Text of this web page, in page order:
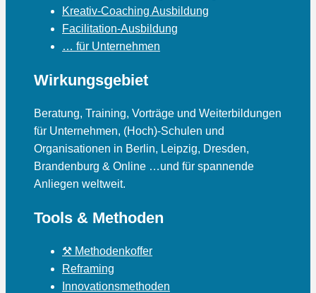
Kreativ-Coaching Ausbildung
Facilitation-Ausbildung
… für Unternehmen
Wirkungsgebiet
Beratung, Training, Vorträge und Weiterbildungen
für Unternehmen, (Hoch)-Schulen und
Organisationen in Berlin, Leipzig, Dresden,
Brandenburg & Online …und für spannende
Anliegen weltweit.
Tools & Methoden
⚒ Methodenkoffer
Reframing
Innovationsmethoden